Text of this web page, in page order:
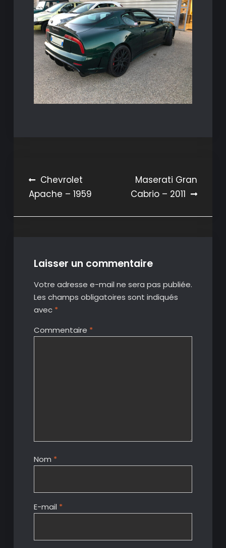
Navigation
de
l’article
Chevrolet
Apache – 1959
Maserati Gran
Cabrio – 2011
Laisser un commentaire
Votre adresse e-mail ne sera pas publiée.
Les champs obligatoires sont indiqués
avec *
Commentaire *
Nom *
E-mail *